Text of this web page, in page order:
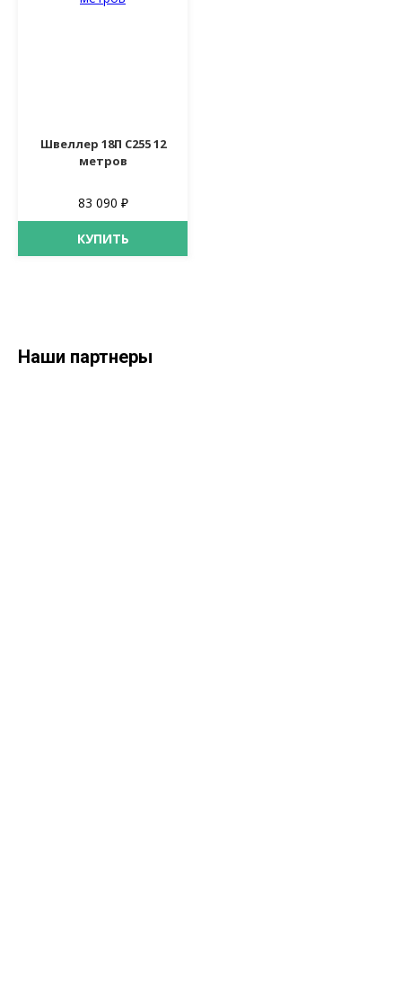
Швеллер 18П С255 12
метров
83 090 ₽
КУПИТЬ
Наши партнеры